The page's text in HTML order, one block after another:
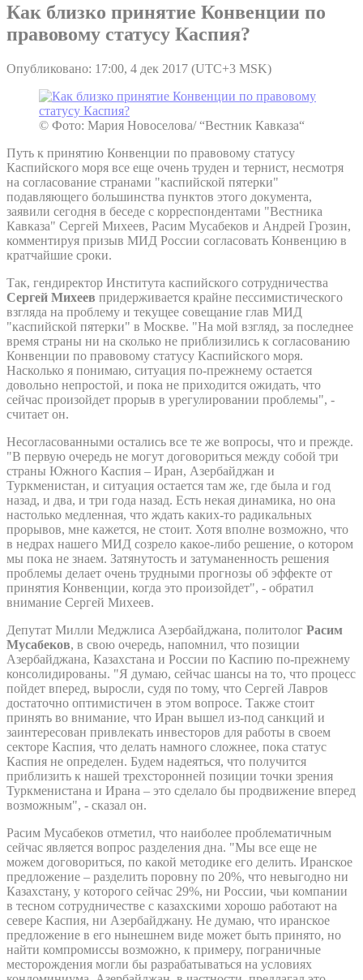
Как близко принятие Конвенции по
правовому статусу Каспия?
Опубликовано: 17:00, 4 дек 2017 (UTC+3 MSK)
© Фото: Мария Новоселова/ “Вестник Кавказа“
Путь к принятию Конвенции по правовому статусу
Каспийского моря все еще очень труден и тернист, несмотря
на согласование странами "каспийской пятерки"
подавляющего большинства пунктов этого документа,
заявили сегодня в беседе с корреспондентами "Вестника
Кавказа" Сергей Михеев, Расим Мусабеков и Андрей Грозин,
комментируя призыв МИД России согласовать Конвенцию в
кратчайшие сроки.
Так, гендиректор Института каспийского сотрудничества
Сергей Михеев придерживается крайне пессимистического
взгляда на проблему и текущее совещание глав МИД
"каспийской пятерки" в Москве. "На мой взгляд, за последнее
время страны ни на сколько не приблизились к согласованию
Конвенции по правовому статусу Каспийского моря.
Насколько я понимаю, ситуация по-прежнему остается
довольно непростой, и пока не приходится ожидать, что
сейчас произойдет прорыв в урегулировании проблемы", -
считает он.
Несогласованными остались все те же вопросы, что и прежде.
"В первую очередь не могут договориться между собой три
страны Южного Каспия – Иран, Азербайджан и
Туркменистан, и ситуация остается там же, где была и год
назад, и два, и три года назад. Есть некая динамика, но она
настолько медленная, что ждать каких-то радикальных
прорывов, мне кажется, не стоит. Хотя вполне возможно, что
в недрах нашего МИД созрело какое-либо решение, о котором
мы пока не знаем. Затянутость и затуманенность решения
проблемы делает очень трудными прогнозы об эффекте от
принятия Конвенции, когда это произойдет", - обратил
внимание Сергей Михеев.
Депутат Милли Меджлиса Азербайджана, политолог Расим
Мусабеков, в свою очередь, напомнил, что позиции
Азербайджана, Казахстана и России по Каспию по-прежнему
консолидированы. "Я думаю, сейчас шансы на то, что процесс
пойдет вперед, выросли, судя по тому, что Сергей Лавров
достаточно оптимистичен в этом вопросе. Также стоит
принять во внимание, что Иран вышел из-под санкций и
заинтересован привлекать инвесторов для работы в своем
секторе Каспия, что делать намного сложнее, пока статус
Каспия не определен. Будем надеяться, что получится
приблизить к нашей трехсторонней позиции точки зрения
Туркменистана и Ирана – это сделало бы продвижение вперед
возможным", - сказал он.
Расим Мусабеков отметил, что наиболее проблематичным
сейчас является вопрос разделения дна. "Мы все еще не
можем договориться, по какой методике его делить. Иранское
предложение – разделить поровну по 20%, что невыгодно ни
Казахстану, у которого сейчас 29%, ни России, чьи компании
в тесном сотрудничестве с казахскими хорошо работают на
севере Каспия, ни Азербайджану. Не думаю, что иранское
предложение в его нынешнем виде может быть принято, но
найти компромиссы возможно, к примеру, пограничные
месторождения могли бы разрабатываться на условиях